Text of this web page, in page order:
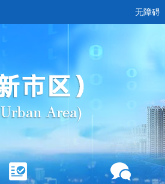
无障碍